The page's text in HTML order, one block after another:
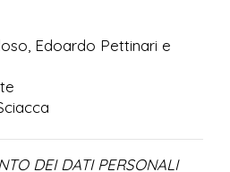
Edoardo Pettinari e
DEI DATI PERSONALI